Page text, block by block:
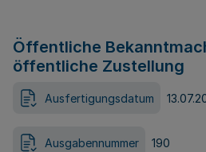
Öffentliche
öffentliche Zustellung
Ausfertigungsdatum
Ausgabennummer 190